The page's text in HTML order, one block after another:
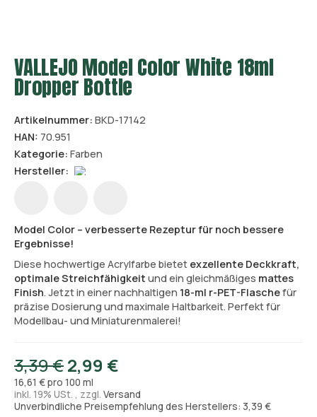
VALLEJO Model Color White 18ml
Dropper Bottle
Artikelnummer: BKD-17142
HAN: 70.951
Kategorie: Farben
Hersteller:
Model Color – verbesserte Rezeptur für noch bessere
Ergebnisse!
Diese hochwertige Acrylfarbe bietet exzellente Deckkraft,
optimale Streichfähigkeit und ein gleichmäßiges mattes
Finish. Jetzt in einer nachhaltigen 18-ml r-PET-Flaschefür
präzise Dosierung und maximale Haltbarkeit. Perfekt für
Modellbau- und Miniaturenmalerei!
3,39 €2,99 €
16,61 € pro 100 ml
inkl. 19% USt. , zzgl. Versand
Unverbindliche Preisempfehlung des Herstellers: 3,39 €